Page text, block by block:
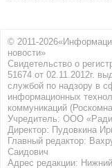
© 2011-
новости»
Свидетельство о
51674 от 02.11.2012г.
службой по надзору в
информационных
коммуникаций
Учредитель: ООО
Директор: Пудовкина
Главный редактор:
Саидович
Адрес редакции: